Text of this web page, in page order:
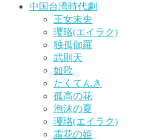
中国台湾時代劇
王女未央
瓔珞(エイラク)
独孤伽羅
武則天
如歌
たくてんき
孤高の花
泡沫の夏
瓔珞(エイラク)
霜花の姫